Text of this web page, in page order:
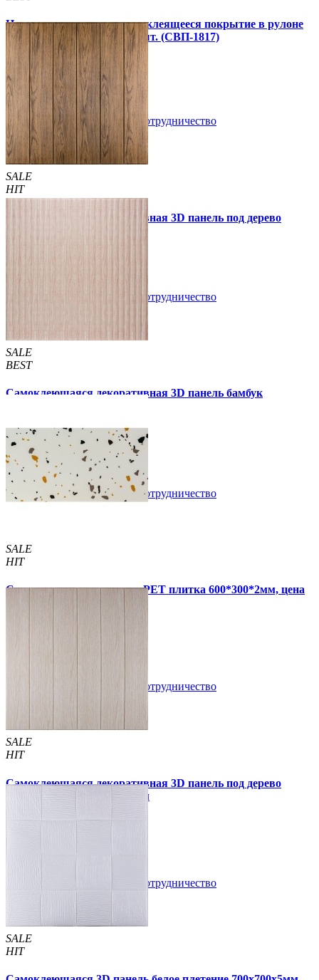
Напольное виниловое самоклеящееся покрытие в рулоне
3000х600х1,5мм, цена за 1 шт. (СВП-1817)
990 грн. 1 390 грн.
Купить В закладки Сотрудничество
SALE
HIT
Самоклеющаяся декоративная 3D панель под дерево
Сотрудничество
SALE
BEST
Самоклеющаяся декоративная 3D панель бамбук
129 грн. /шт 160 грн. /шт
Купить В закладки Сотрудничество
SALE
HIT
Самоклеящаяся стеновая PET плитка 600*300*2мм, цена
Сотрудничество
SALE
HIT
Самоклеющаяся декоративная 3D панель под дерево
молочный дуб 700x700x5мм
160 грн.
Сотрудничество
SALE
HIT